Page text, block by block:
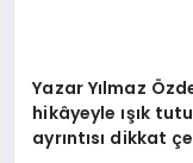
Yazar Yılmaz
hikâyeyle ışık
ayrıntısı dikkat